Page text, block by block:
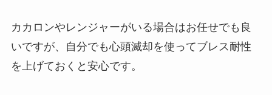
カカロンやレンジャーがいる場合はお任せでも良
いですが、自分でも心頭滅却を使ってブレス耐性
を上げておくと安心です。